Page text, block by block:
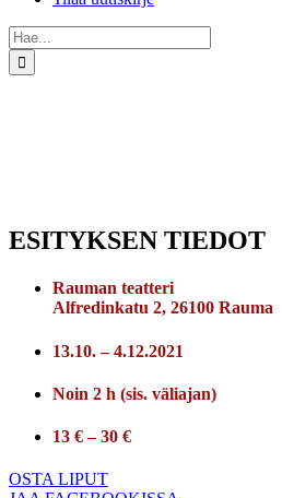
Etsi
...
ESITYKSEN TIEDOT
Rauman teatteri
Alfredinkatu 2, 26100 Rauma
13.10. – 4.12.2021
Noin 2 h (sis. väliajan)
13 € – 30 €
OSTA LIPUT